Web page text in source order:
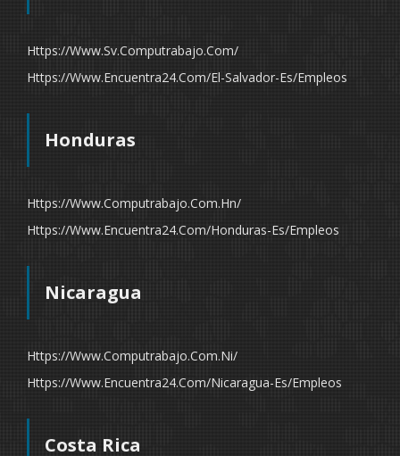
Https://www.sv.computrabajo.com/
Https://www.encuentra24.com/el-Salvador-Es/empleos
Honduras
Https://www.computrabajo.com.hn/
Https://www.encuentra24.com/honduras-Es/empleos
Nicaragua
Https://www.computrabajo.com.ni/
Https://www.encuentra24.com/nicaragua-Es/empleos
Costa Rica